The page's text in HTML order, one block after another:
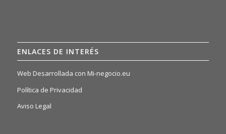
ENLACES DE INTERÉS
Web Desarrollada con Mi-negocio.eu
Política de Privacidad
Aviso Legal